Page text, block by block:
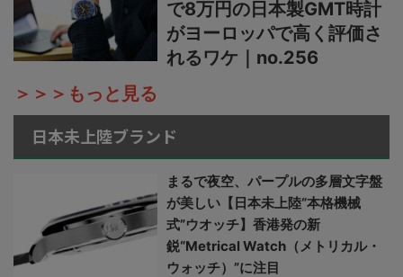
で8万円の日本製GMT時計
がヨーロッパで高く評価さ
れるワケ｜no.256
＞＞＞もっと見る
日本未上陸ブランド
まるで夜空、パープルの多層文字盤
が美しい【日本未上陸“本格機械
式”ウオッチ】香港発の新
鋭“Metrical Watch（メトリカル・
ウォッチ）”に注目